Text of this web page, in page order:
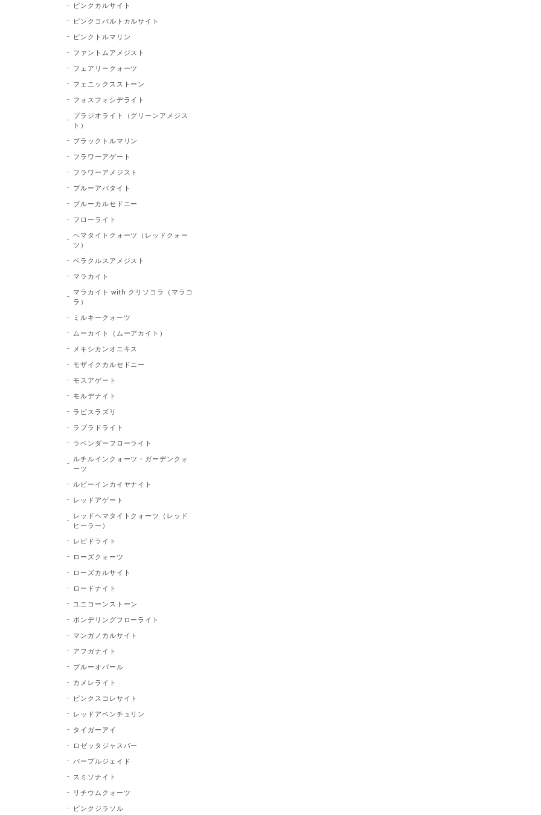
ピンクカルサイト
ピンクコバルトカルサイト
ピンクトルマリン
ファントムアメジスト
フェアリークォーツ
フェニックスストーン
フォスフォシデライト
プラジオライト（グリーンアメジス
ト）
ブラックトルマリン
フラワーアゲート
フラワーアメジスト
ブルーアパタイト
ブルーカルセドニー
フローライト
ヘマタイトクォーツ（レッドクォー
ツ）
ベラクルスアメジスト
マラカイト
マラカイト with クリソコラ（マラコ
ラ）
ミルキークォーツ
ムーカイト（ムーアカイト）
メキシカンオニキス
モザイクカルセドニー
モスアゲート
モルデナイト
ラピスラズリ
ラブラドライト
ラベンダーフローライト
ルチルインクォーツ・ガーデンクォ
ーツ
ルビーインカイヤナイト
レッドアゲート
レッドヘマタイトクォーツ（レッド
ヒーラー）
レピドライト
ローズクォーツ
ローズカルサイト
ロードナイト
ユニコーンストーン
ポンデリングフローライト
マンガノカルサイト
アフガナイト
ブルーオパール
カメレライト
ピンクスコレサイト
レッドアベンチュリン
タイガーアイ
ロゼッタジャスパー
パープルジェイド
スミソナイト
リチウムクォーツ
ピンクジラソル